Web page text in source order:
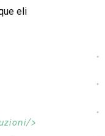
eli
/>